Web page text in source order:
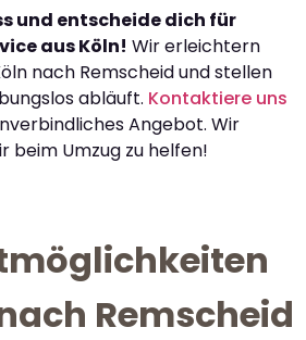
und entscheide dich für
aus Köln! Wir erleichtern
nach Remscheid und stellen
abläuft. Kontaktiere uns
Angebot. Wir
beim Umzug zu helfen!
Remscheid